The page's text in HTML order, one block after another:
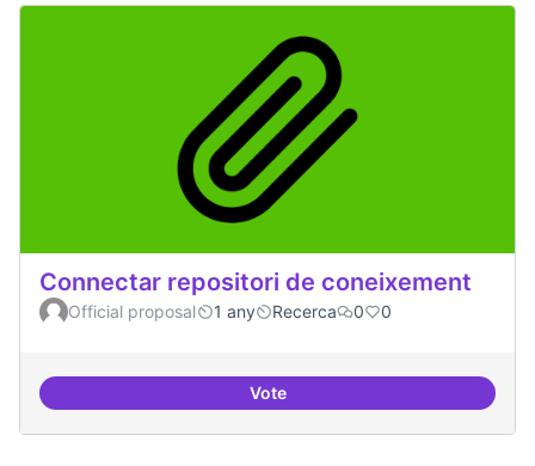
Connectar repositori de coneixement
Official proposal 1 any Recerca 0 0
VoteConnectar repositori de